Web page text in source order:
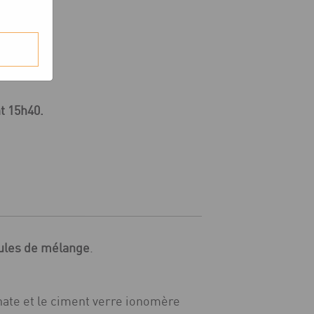
15h40.
de mélange
et le ciment verre ionomère